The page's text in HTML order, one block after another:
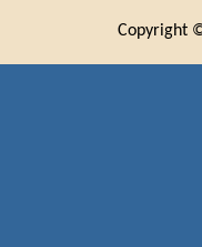
Copyright